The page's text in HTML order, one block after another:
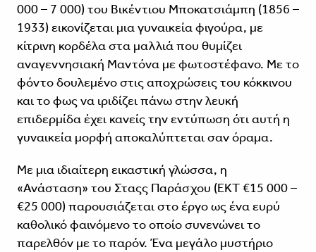
000 – 7 000) του Βικέντιου Μποκατσιάμπη (1856 –
1933) εικονίζεται μια γυναικεία φιγούρα, με
κίτρινη κορδέλα στα μαλλιά που θυμίζει
αναγεννησιακή Μαντόνα με φωτοστέφανο. Με το
φόντο δουλεμένο στις αποχρώσεις του κόκκινου
και το φως να ιριδίζει πάνω στην λευκή
επιδερμίδα έχει κανείς την εντύπωση ότι αυτή η
γυναικεία μορφή αποκαλύπτεται σαν όραμα.
Με μια ιδιαίτερη εικαστική γλώσσα, η
«Ανάσταση» του Σταςς Παράσχου (ΕΚΤ €15 000 –
€25 000) παρουσιάζεται στο έργο ως ένα ευρύ
καθολικό φαινόμενο το οποίο συνενώνει το
παρελθόν με το παρόν. Ένα μεγάλο μυστήριο